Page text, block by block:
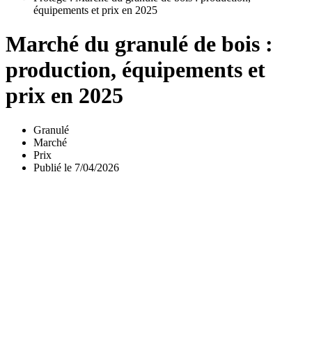
équipements et prix en 2025
Marché du granulé de bois :
production, équipements et
prix en 2025
Granulé
Marché
Prix
Publié le 7/04/2026